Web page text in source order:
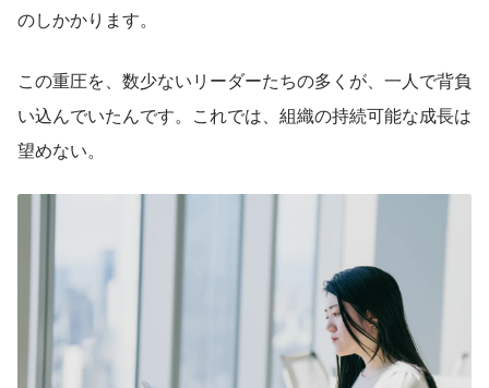
のしかかります。
この重圧を、数少ないリーダーたちの多くが、一人で背負
い込んでいたんです。これでは、組織の持続可能な成長は
望めない。